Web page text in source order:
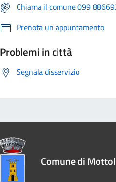
Chiama il comune 099
Prenota un appuntamento
Problemi in città
Segnala disservizio
Comune di